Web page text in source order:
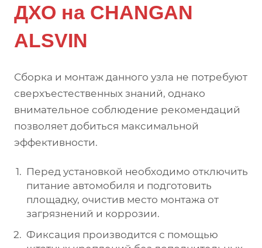
ДХО на CHANGAN
ALSVIN
Сборка и монтаж данного узла не потребуют
сверхъестественных знаний, однако
внимательное соблюдение рекомендаций
позволяет добиться максимальной
эффективности.
Перед установкой необходимо отключить
питание автомобиля и подготовить
площадку, очистив место монтажа от
загрязнений и коррозии.
Фиксация производится с помощью